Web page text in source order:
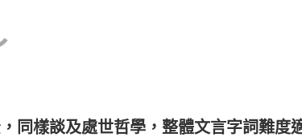
同樣談及處世哲學，整體文言字詞難度